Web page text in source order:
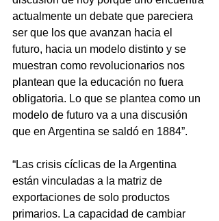
actualmente un debate que pareciera
ser que los que avanzan hacia el
futuro, hacia un modelo distinto y se
muestran como revolucionarios nos
plantean que la educación no fuera
obligatoria. Lo que se plantea como un
modelo de futuro va a una discusión
que en Argentina se saldó en 1884”.
“Las crisis cíclicas de la Argentina
están vinculadas a la matriz de
exportaciones de solo productos
primarios. La capacidad de cambiar